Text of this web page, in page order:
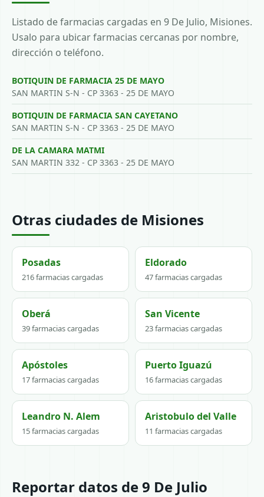
Listado de farmacias cargadas en 9 De Julio, Misiones.
Usalo para ubicar farmacias cercanas por nombre,
dirección o teléfono.
BOTIQUIN DE FARMACIA 25 DE MAYO
SAN MARTIN S-N - CP 3363 - 25 DE MAYO
BOTIQUIN DE FARMACIA SAN CAYETANO
SAN MARTIN S-N - CP 3363 - 25 DE MAYO
DE LA CAMARA MATMI
SAN MARTIN 332 - CP 3363 - 25 DE MAYO
Otras ciudades de Misiones
Posadas
216 farmacias cargadas
Eldorado
47 farmacias cargadas
Oberá
39 farmacias cargadas
San Vicente
23 farmacias cargadas
Apóstoles
17 farmacias cargadas
Puerto Iguazú
16 farmacias cargadas
Leandro N. Alem
15 farmacias cargadas
Aristobulo del Valle
11 farmacias cargadas
Reportar datos de 9 De Julio